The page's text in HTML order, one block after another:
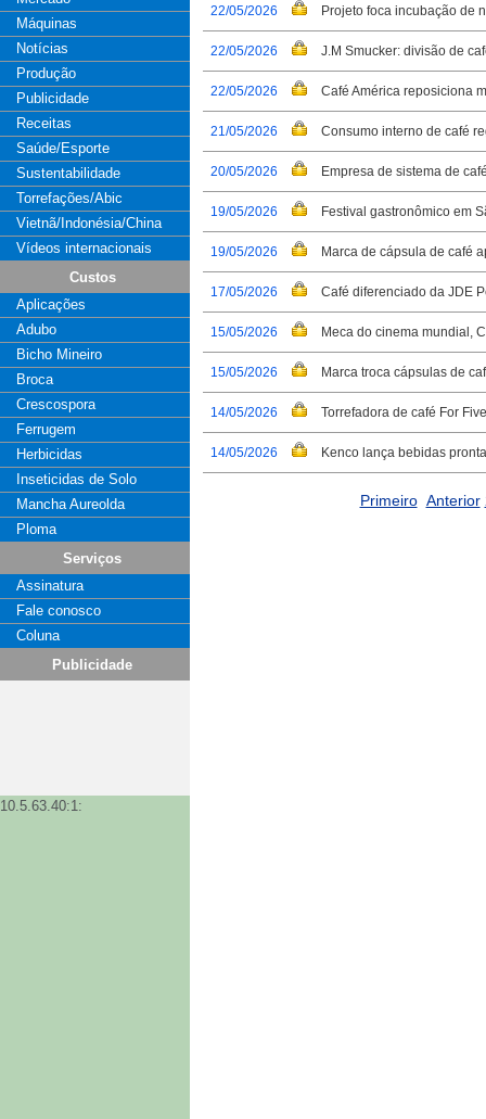
Máquinas
Notícias
Produção
Publicidade
Receitas
Saúde/Esporte
Sustentabilidade
Torrefações/Abic
Vietnã/Indonésia/China
Vídeos internacionais
Custos
Aplicações
Adubo
Bicho Mineiro
Broca
Crescospora
Ferrugem
Herbicidas
Inseticidas de Solo
Mancha Aureolda
Ploma
Serviços
Assinatura
Fale conosco
Coluna
Publicidade
10.5.63.40:1:
22/05/2026 Projeto foca incubação de
22/05/2026 J.M Smucker: divisão de
22/05/2026 Café América reposiciona
21/05/2026 Consumo interno de café
20/05/2026 Empresa de sistema de
19/05/2026 Festival gastronômico em
19/05/2026 Marca de cápsula de café
17/05/2026 Café diferenciado da JDE
15/05/2026 Meca do cinema mundial,
15/05/2026 Marca troca cápsulas de
14/05/2026 Torrefadora de café For
14/05/2026 Kenco lança bebidas
Primeiro Anterior